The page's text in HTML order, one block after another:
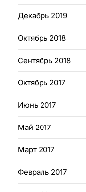
Декабрь 2019
Октябрь 2018
Сентябрь 2018
Октябрь 2017
Июнь 2017
Май 2017
Март 2017
Февраль 2017